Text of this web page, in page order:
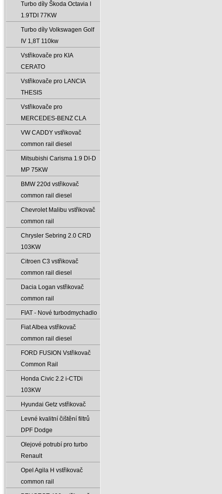
Turbo díly Škoda Octavia I
1.9TDI 77KW
Turbo díly Volkswagen Golf
IV 1‚8T 110kw
Vstřikovače pro KIA
CERATO
Vstřikovače pro LANCIA
THESIS
Vstřikovače pro
MERCEDES-BENZ CLA
VW CADDY vstřikovač
common rail diesel
Mitsubishi Carisma 1.9 DI-D
MP 75KW
BMW 220d vstřikovač
common rail diesel
Chevrolet Malibu vstřikovač
common rail
Chrysler Sebring 2.0 CRD
103KW
Citroen C3 vstřikovač
common rail diesel
Dacia Logan vstřikovač
common rail
FIAT - Nové turbodmychadlo
Fiat Albea vstřikovač
common rail diesel
FORD FUSION Vstřikovač
Common Rail
Honda Civic 2.2 i-CTDi
103KW
Hyundai Getz vstřikovač
Levné kvalitní čištění filtrů
DPF Dodge
Olejové potrubí pro turbo
Renault
Opel Agila H vstřikovač
common rail